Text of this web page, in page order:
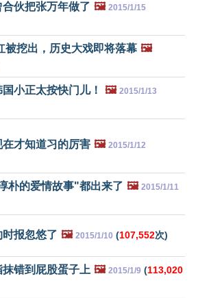
伙把张万年做了 🖼️ 2015/1/15
被挖出，历史大戏即将落幕 🖼️
小正太按快门儿！ 🖼️ 2015/1/13
才知道习的厉害 🖼️ 2015/1/12
朴的爱情故事"都出来了 🖼️ 2015/1/11
报忽悠了 🖼️ 2015/1/10 (107,552次)
错到屁股蛋子上 🖼️ 2015/1/9 (113,020